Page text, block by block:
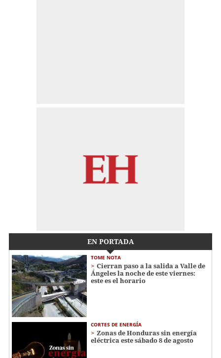
EN PORTADA
TOME NOTA
Cierran paso a la salida a Valle de
Ángeles la noche de este viernes:
este es el horario
CORTES DE ENERGÍA
Zonas de Honduras sin energía
eléctrica este sábado 8 de agosto